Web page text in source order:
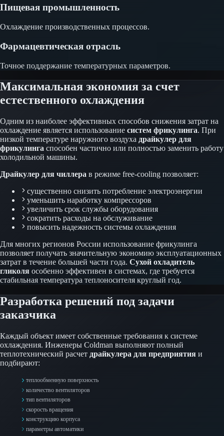
Пищевая промышленность
Охлаждение производственных процессов.
Фармацевтическая отрасль
Точное поддержание температурных параметров.
Максимальная экономия за счет
естественного охлаждения
Одним из наиболее эффективных способов снижения затрат на
охлаждение является использование систем фрикулинга. При
низкой температуре наружного воздуха драйкулер для
фрикулинга способен частично или полностью заменить работу
холодильной машины.
Драйкулер для чиллера в режиме free-cooling позволяет:
существенно снизить потребление электроэнергии
уменьшить наработку компрессоров
увеличить срок службы оборудования
сократить расходы на обслуживание
повысить надежность системы охлаждения
Для многих регионов России использование фрикулинга
позволяет получать значительную экономию эксплуатационных
затрат в течение большей части года. Сухой охладитель
гликоля особенно эффективен в системах, где требуется
стабильная температура теплоносителя круглый год.
Разработка решений под задачи
заказчика
Каждый объект имеет собственные требования к системе
охлаждения. Инженеры Coldman выполняют полный
теплотехнический расчет драйкулера для предприятия и
подбирают:
теплообменную поверхность
количество вентиляторов
тип вентиляторов
скорость вращения
конструкцию корпуса
параметры автоматики